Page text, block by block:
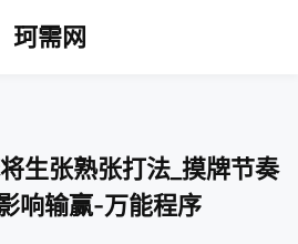
珂需网
生张熟张打法_摸牌节奏
响输赢-万能程序